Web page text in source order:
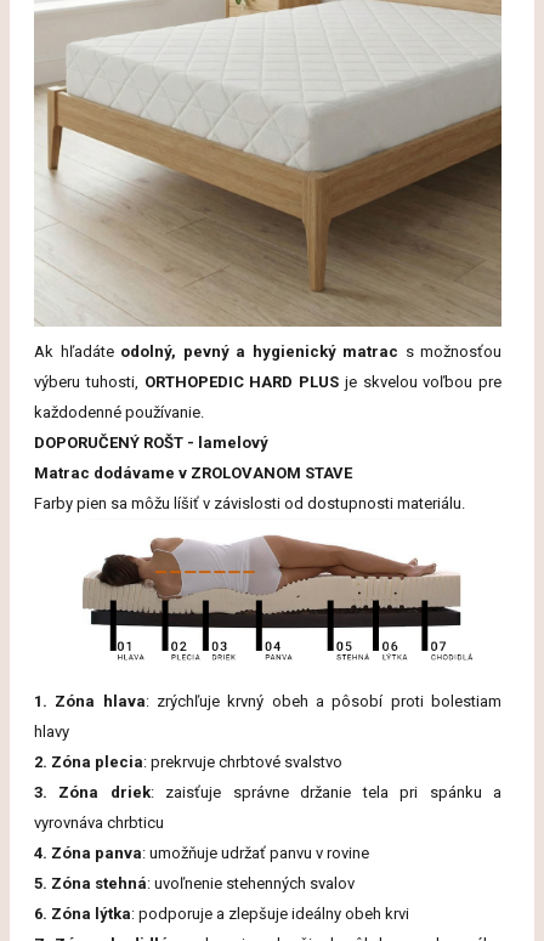
Ak hľadáte odolný, pevný a hygienický matrac s možnosťou
výberu tuhosti, ORTHOPEDIC HARD PLUS je skvelou voľbou pre
každodenné používanie.
DOPORUČENÝ ROŠT - lamelový
Matrac dodávame v ZROLOVANOM STAVE
Farby pien sa môžu líšiť v závislosti od dostupnosti materiálu.
1. Zóna hlava: zrýchľuje krvný obeh a pôsobí proti bolestiam
hlavy
2. Zóna plecia: prekrvuje chrbtové svalstvo
3. Zóna driek: zaisťuje správne držanie tela pri spánku a
vyrovnáva chrbticu
4. Zóna panva: umožňuje udržať panvu v rovine
5. Zóna stehná: uvoľnenie stehenných svalov
6. Zóna lýtka: podporuje a zlepšuje ideálny obeh krvi